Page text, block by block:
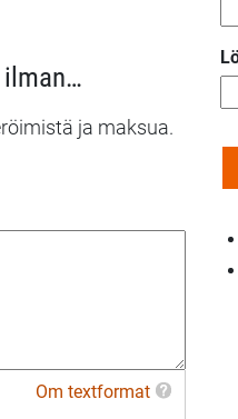
ilman…
ja maksua.
Om textformat